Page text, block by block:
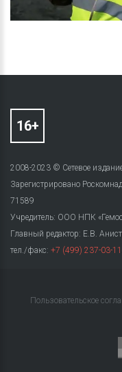
2008-2023 © Сетевое
Зарегистрировано
71589
Учредитель: ООО НПК
Главный редактор: Е.В.
тел./факс: +7 (499) 237-03-11
Пользовательское